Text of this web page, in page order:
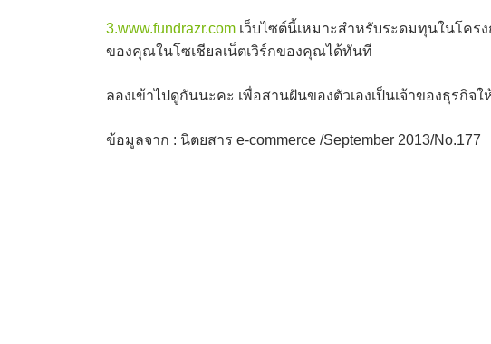
3.www.fundrazr.com เว็บไซต์นี้เหมาะสำหรับระดมทุนในโคร
ของคุณในโซเชียลเน็ตเวิร์กของคุณได้ทันที
ลองเข้าไปดูกันนะคะ เพื่อสานฝันของตัวเองเป็นเจ้าของธุรกิจใ
ข้อมูลจาก : นิตยสาร e-commerce /September 2013/No.177